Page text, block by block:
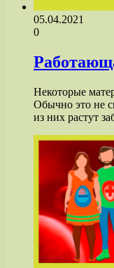
05.04.2021
0
Некоторые
Обычно это не
из них растут